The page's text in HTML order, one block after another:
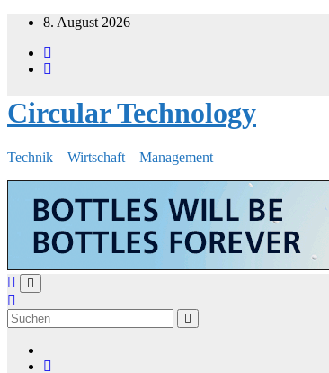
Zum
springen
8. August 2026
Circular Technology
Technik – Wirtschaft – Management